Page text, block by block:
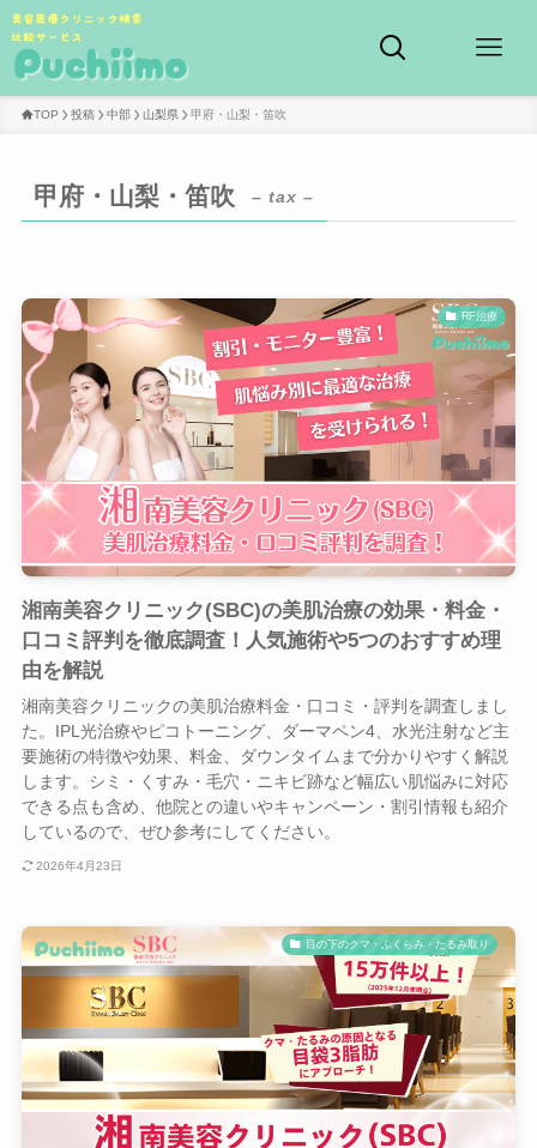
TOP 投稿 中部 山梨県 甲府・山梨・笛吹
甲府・山梨・笛吹 – tax –
RF治療
湘南美容クリニック(SBC)の美肌治療の効果・料金・
口コミ評判を徹底調査！人気施術や5つのおすすめ理
由を解説
湘南美容クリニックの美肌治療料金・口コミ・評判を調査しまし
た。IPL光治療やピコトーニング、ダーマペン4、水光注射など主
要施術の特徴や効果、料金、ダウンタイムまで分かりやすく解説
します。シミ・くすみ・毛穴・ニキビ跡など幅広い肌悩みに対応
できる点も含め、他院との違いやキャンペーン・割引情報も紹介
しているので、ぜひ参考にしてください。
2026年4月23日
目の下のクマ・ふくらみ・たるみ取り